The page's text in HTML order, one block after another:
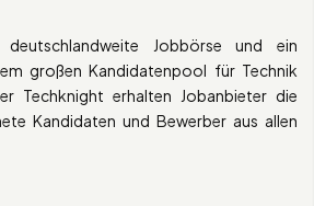
Jobbörse und ein
großen Kandidatenpool für Technik
Techknight erhalten Jobanbieter die
Kandidaten und Bewerber aus allen